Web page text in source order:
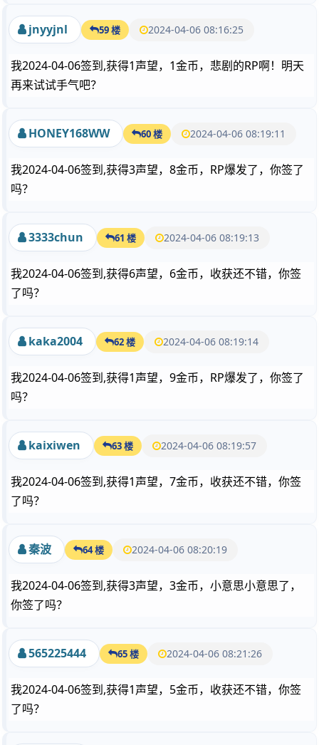
jnyyjnl 59 楼 2024-04-06 08:16:25
我2024-04-06签到,获得1声望，1金币，悲剧的RP啊！明天
再来试试手气吧？
HONEY168WW 60 楼 2024-04-06 08:19:11
我2024-04-06签到,获得3声望，8金币，RP爆发了，你签了
吗？
3333chun 61 楼 2024-04-06 08:19:13
我2024-04-06签到,获得6声望，6金币，收获还不错，你签
了吗？
kaka2004 62 楼 2024-04-06 08:19:14
我2024-04-06签到,获得1声望，9金币，RP爆发了，你签了
吗？
kaixiwen 63 楼 2024-04-06 08:19:57
我2024-04-06签到,获得1声望，7金币，收获还不错，你签
了吗？
秦波 64 楼 2024-04-06 08:20:19
我2024-04-06签到,获得3声望，3金币，小意思小意思了，
你签了吗？
565225444 65 楼 2024-04-06 08:21:26
我2024-04-06签到,获得1声望，5金币，收获还不错，你签
了吗？